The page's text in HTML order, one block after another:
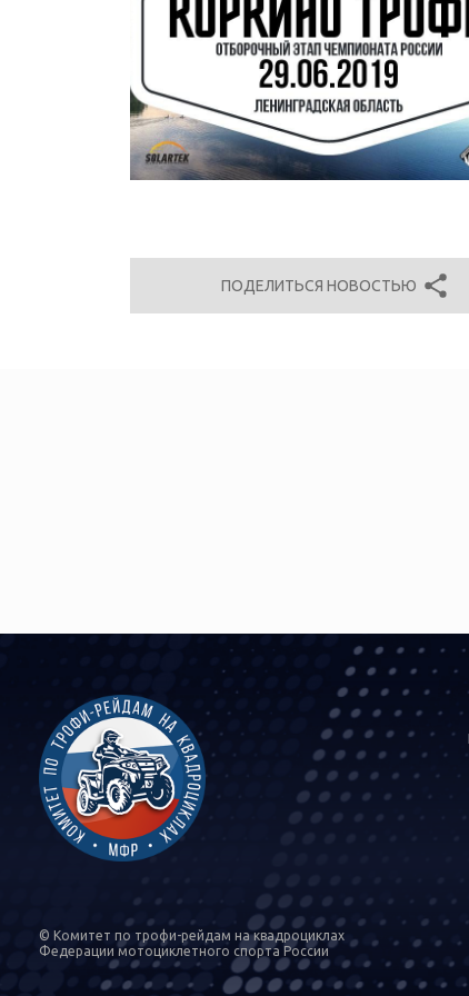
ПОДЕЛИТЬСЯ НОВОСТЬЮ
© Комитет по трофи-рейдам на квадроциклах
Федерации мотоциклетного спорта России